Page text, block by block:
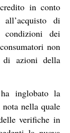
in conto
di
dei
non
di azioni della
inglobato la
nella quale
verifiche in